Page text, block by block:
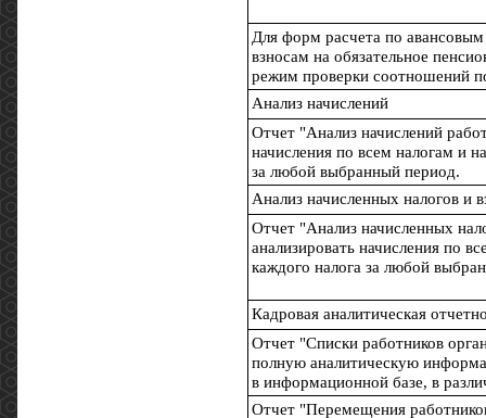
Для форм расчета по
взносам на обязательное
режим проверки соотношений
Анализ начислений
Отчет "Анализ начислений
начисления по всем налогам и
за любой выбранный период.
Анализ начисленных налогов и
Отчет "Анализ начисленных
анализировать начисления по
каждого налога за любой
Кадровая аналитическая
Отчет "Списки работников
полную аналитическую
в информационной базе, в
Отчет "Перемещения